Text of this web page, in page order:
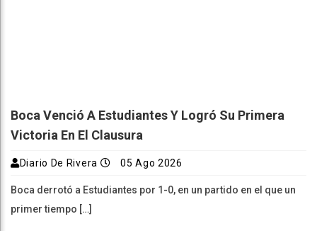
Boca Venció A Estudiantes Y Logró Su Primera
Victoria En El Clausura
Diario De Rivera 05 Ago 2026
Boca derrotó a Estudiantes por 1-0, en un partido en el que un
primer tiempo […]